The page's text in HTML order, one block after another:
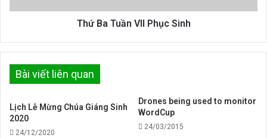
Thứ Ba Tuần VII Phục Sinh
Bài viết liên quan
Lịch Lễ Mừng Chúa Giáng Sinh
2020
24/12/2020
Drones being used to monitor
WordCup
24/03/2015